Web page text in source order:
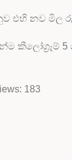
එහි නව මිල
කිලෝග්‍රෑම්
183